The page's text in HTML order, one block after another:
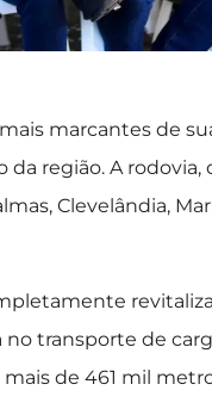
marcantes de
região. A rodovia,
Clevelândia,
transporte de
de 461 mil